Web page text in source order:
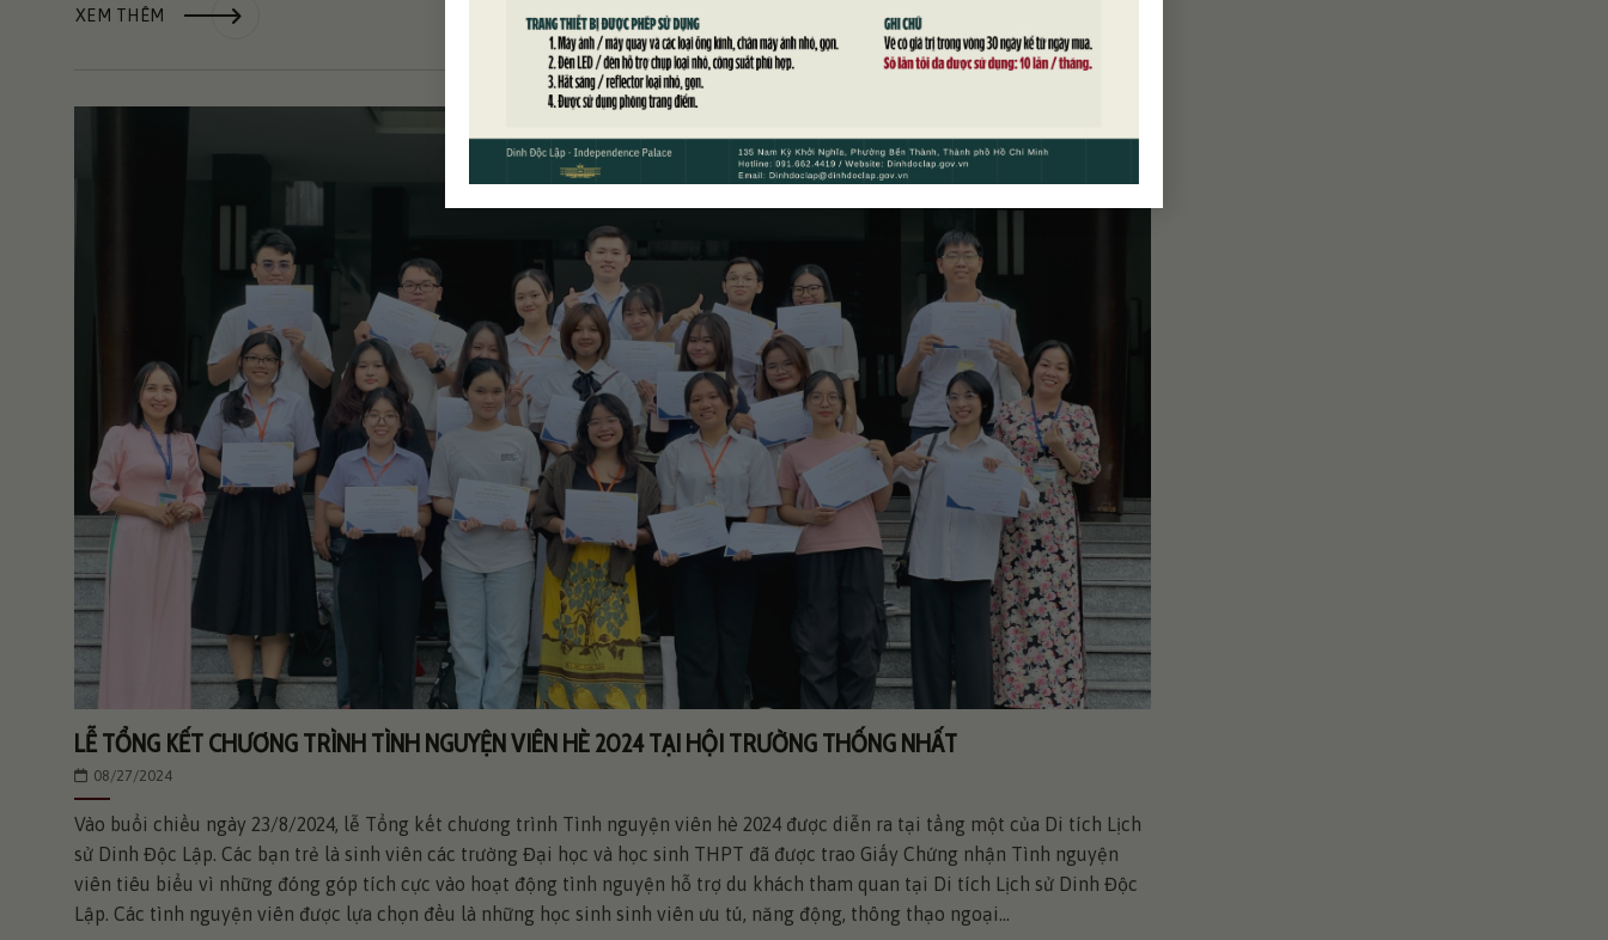
XEM THÊM
LỄ TỔNG KẾT CHƯƠNG TRÌNH TÌNH NGUYỆN VIÊN HÈ 2024 TẠI HỘI TRƯỜNG THỐNG NHẤT
08/27/2024
Vào buổi chiều ngày 23/8/2024, lễ Tổng kết chương trình Tình nguyện viên hè 2024 được diễn ra tại tầng một của Di tích Lịch
sử Dinh Độc Lập. Các bạn trẻ là sinh viên các trường Đại học và học sinh THPT đã được trao Giấy Chứng nhận Tình nguyện
viên tiêu biểu vì những đóng góp tích cực vào hoạt động tình nguyện hỗ trợ du khách tham quan tại Di tích Lịch sử Dinh Độc
Lập. Các tình nguyện viên được lựa chọn đều là những học sinh sinh viên ưu tú, năng động, thông thạo ngoại...